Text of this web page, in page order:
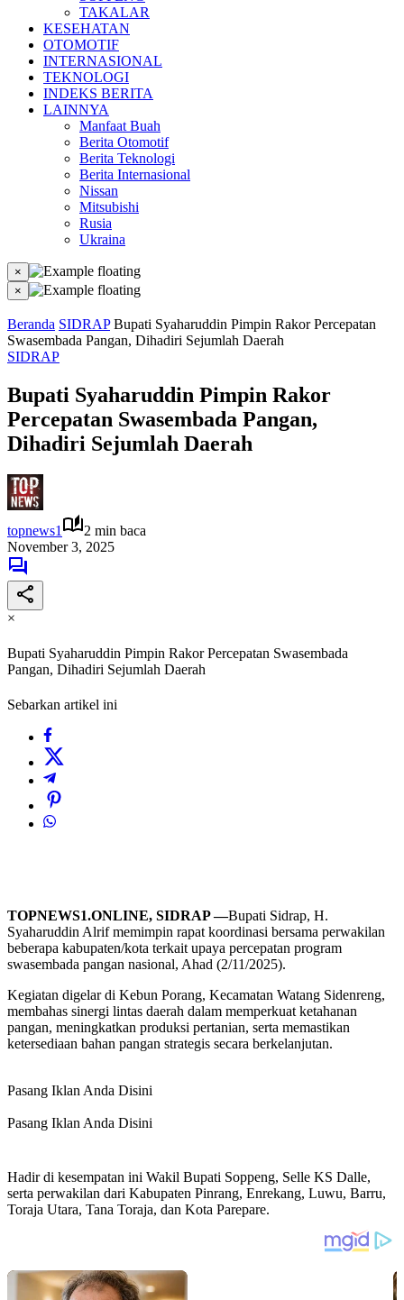
TAKALAR
KESEHATAN
OTOMOTIF
INTERNASIONAL
TEKNOLOGI
INDEKS BERITA
LAINNYA
Manfaat Buah
Berita Otomotif
Berita Teknologi
Berita Internasional
Nissan
Mitsubishi
Rusia
Ukraina
×
×
Beranda SIDRAP Bupati Syaharuddin Pimpin Rakor Percepatan
Swasembada Pangan, Dihadiri Sejumlah Daerah
SIDRAP
Bupati Syaharuddin Pimpin Rakor
Percepatan Swasembada Pangan,
Dihadiri Sejumlah Daerah
topnews1
2 min baca
November 3, 2025
×
Bupati Syaharuddin Pimpin Rakor Percepatan Swasembada
Pangan, Dihadiri Sejumlah Daerah
Sebarkan artikel ini
TOPNEWS1.ONLINE, SIDRAP —Bupati Sidrap, H.
Syaharuddin Alrif memimpin rapat koordinasi bersama perwakilan
beberapa kabupaten/kota terkait upaya percepatan program
swasembada pangan nasional, Ahad (2/11/2025).
Kegiatan digelar di Kebun Porang, Kecamatan Watang Sidenreng,
membahas sinergi lintas daerah dalam memperkuat ketahanan
pangan, meningkatkan produksi pertanian, serta memastikan
ketersediaan bahan pangan strategis secara berkelanjutan.
Pasang Iklan Anda Disini
Pasang Iklan Anda Disini
Hadir di kesempatan ini Wakil Bupati Soppeng, Selle KS Dalle,
serta perwakilan dari Kabupaten Pinrang, Enrekang, Luwu, Barru,
Toraja Utara, Tana Toraja, dan Kota Parepare.